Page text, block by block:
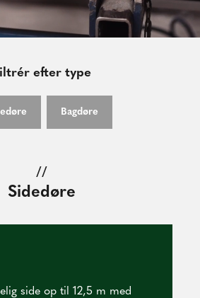
efter type
Bagdøre
//
Sidedøre
side op til 12,5 m med